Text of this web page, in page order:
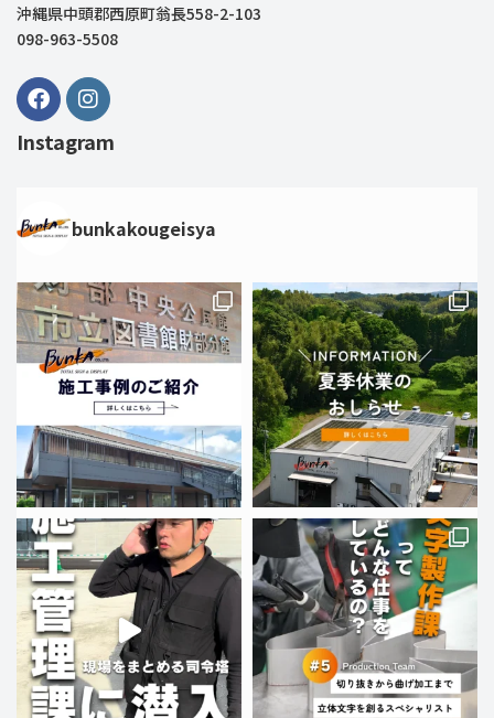
沖縄県中頭郡西原町翁長558-2-103
098-963-5508
Instagram
bunkakougeisya